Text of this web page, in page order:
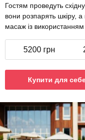
Гостям проведуть
вони розпарять шкіру, а
масаж із використанням
5200 грн
Купити для